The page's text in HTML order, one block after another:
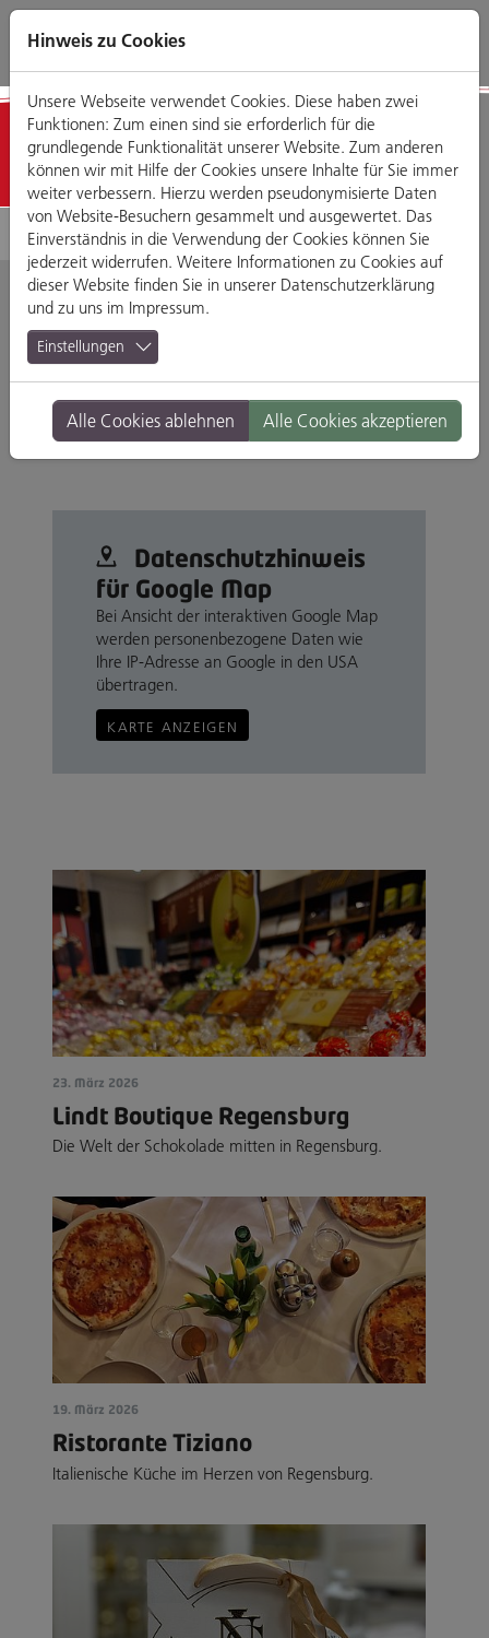
Direkt
zum
Zum
Hauptmenü
Zum
Footermenü
Zur
Website-
Detailansicht
Café Scholz
D.-Martin-Luther-Straße 2, 93047 Regensburg
Branche: Cafés
Standort: Altstadt
Datenschutz­hinweis
für Google Map
Bei Ansicht der interaktiven Google Map
werden personenbezogene Daten wie
Ihre IP-Adresse an Google in den USA
übertragen.
KARTE ANZEIGEN
23. März 2026
Lindt Boutique Regensburg
Die Welt der Schokolade mitten in Regensburg.
19. März 2026
Ristorante Tiziano
Italienische Küche im Herzen von Regensburg.
Hinweis zu Cookies
Unsere Webseite verwendet Cookies. Diese haben zwei
Funktionen: Zum einen sind sie erforderlich für die
grundlegende Funktionalität unserer Website. Zum anderen
können wir mit Hilfe der Cookies unsere Inhalte für Sie immer
weiter verbessern. Hierzu werden pseudonymisierte Daten
von Website-Besuchern gesammelt und ausgewertet. Das
Einverständnis in die Verwendung der Cookies können Sie
jederzeit widerrufen. Weitere Informationen zu Cookies auf
dieser Website finden Sie in unserer Datenschutzerklärung
und zu uns im Impressum.
Einstellungen
Alle Cookies ablehnen Alle Cookies akzeptieren